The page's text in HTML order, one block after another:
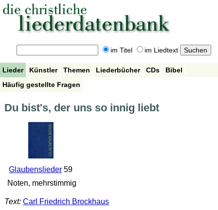
im Titel im Liedtext
Lieder Künstler Themen Liederbücher CDs
Bibel
Häufig gestellte Fragen
Du bist's, der uns so innig liebt
Glaubenslieder 59
Noten, mehrstimmig
Text: Carl Friedrich Brockhaus